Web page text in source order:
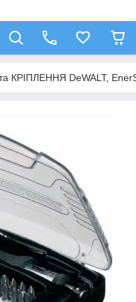
КРІПЛЕННЯ DeWALT,